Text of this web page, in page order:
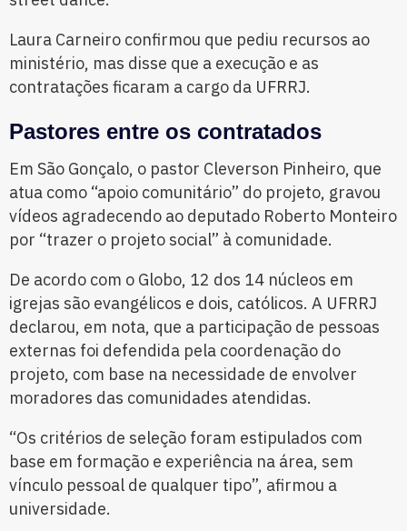
Laura Carneiro confirmou que pediu recursos ao
ministério, mas disse que a execução e as
contratações ficaram a cargo da UFRRJ.
Pastores entre os contratados
Em São Gonçalo, o pastor Cleverson Pinheiro, que
atua como “apoio comunitário” do projeto, gravou
vídeos agradecendo ao deputado Roberto Monteiro
por “trazer o projeto social” à comunidade.
De acordo com o Globo, 12 dos 14 núcleos em
igrejas são evangélicos e dois, católicos. A UFRRJ
declarou, em nota, que a participação de pessoas
externas foi defendida pela coordenação do
projeto, com base na necessidade de envolver
moradores das comunidades atendidas.
“Os critérios de seleção foram estipulados com
base em formação e experiência na área, sem
vínculo pessoal de qualquer tipo”, afirmou a
universidade.